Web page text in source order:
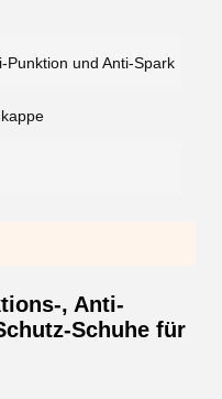
Punktion und Anti-Spark
, Anti-
Schuhe für